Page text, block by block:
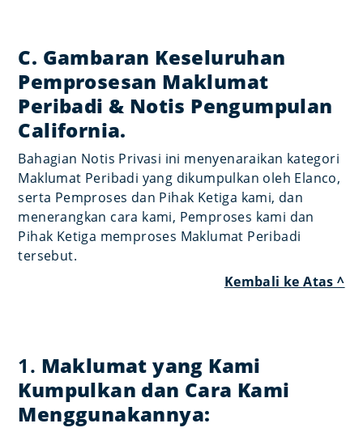
C. Gambaran Keseluruhan
Pemprosesan Maklumat
Peribadi & Notis Pengumpulan
California.
Bahagian Notis Privasi ini menyenaraikan kategori
Maklumat Peribadi yang dikumpulkan oleh Elanco,
serta Pemproses dan Pihak Ketiga kami, dan
menerangkan cara kami, Pemproses kami dan
Pihak Ketiga memproses Maklumat Peribadi
tersebut.
Kembali ke Atas ^
1. Maklumat yang Kami
Kumpulkan dan Cara Kami
Menggunakannya: